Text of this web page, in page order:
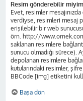
Resim gönderebilir
Evet, resimler
verdiyse, resimleri mesaj
erişilebilir bir web
örn. http://
saklanan resimlere
sunucu olmadığı sürece).
depolanan resimlere
kutularındaki resimler,
BBCode [img] etiketini
Başa dön